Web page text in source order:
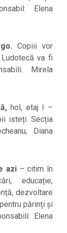
Elena
Copiii vor
va fi
Mirela
hol, etaj I –
isteți. Secția
Diana
azi – citim în
educație,
dezvoltare
părinți și
Elena